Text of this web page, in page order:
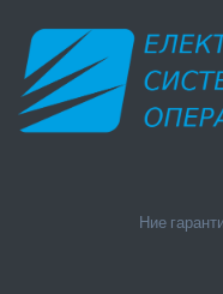
Ние